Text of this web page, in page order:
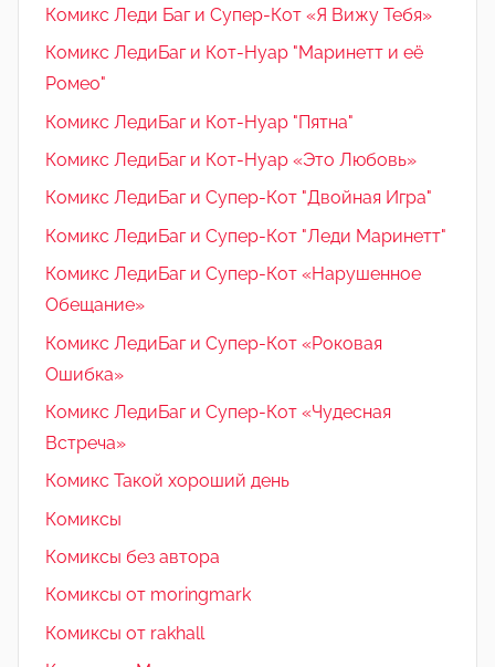
Комикс Леди Баг и Супер-Кот «Я Вижу Тебя»
Комикс ЛедиБаг и Кот-Нуар "Маринетт и её
Ромео"
Комикс ЛедиБаг и Кот-Нуар "Пятна"
Комикс ЛедиБаг и Кот-Нуар «Это Любовь»
Комикс ЛедиБаг и Супер-Кот "Двойная Игра"
Комикс ЛедиБаг и Супер-Кот "Леди Маринетт"
Комикс ЛедиБаг и Супер-Кот «Нарушенное
Обещание»
Комикс ЛедиБаг и Супер-Кот «Роковая
Ошибка»
Комикс ЛедиБаг и Супер-Кот «Чудесная
Встреча»
Комикс Такой хороший день
Комиксы
Комиксы без автора
Комиксы от moringmark
Комиксы от rakhall